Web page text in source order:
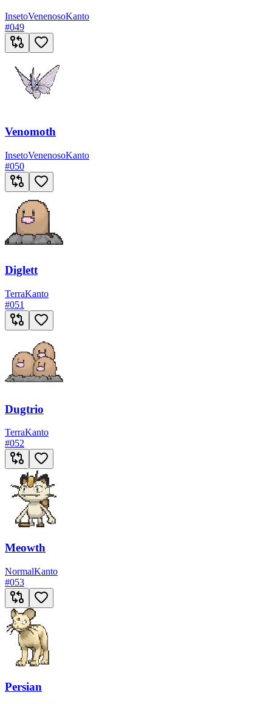
InsetoVenenosoKanto
#049
Venomoth
InsetoVenenosoKanto
#050
Diglett
TerraKanto
#051
Dugtrio
TerraKanto
#052
Meowth
NormalKanto
#053
Persian